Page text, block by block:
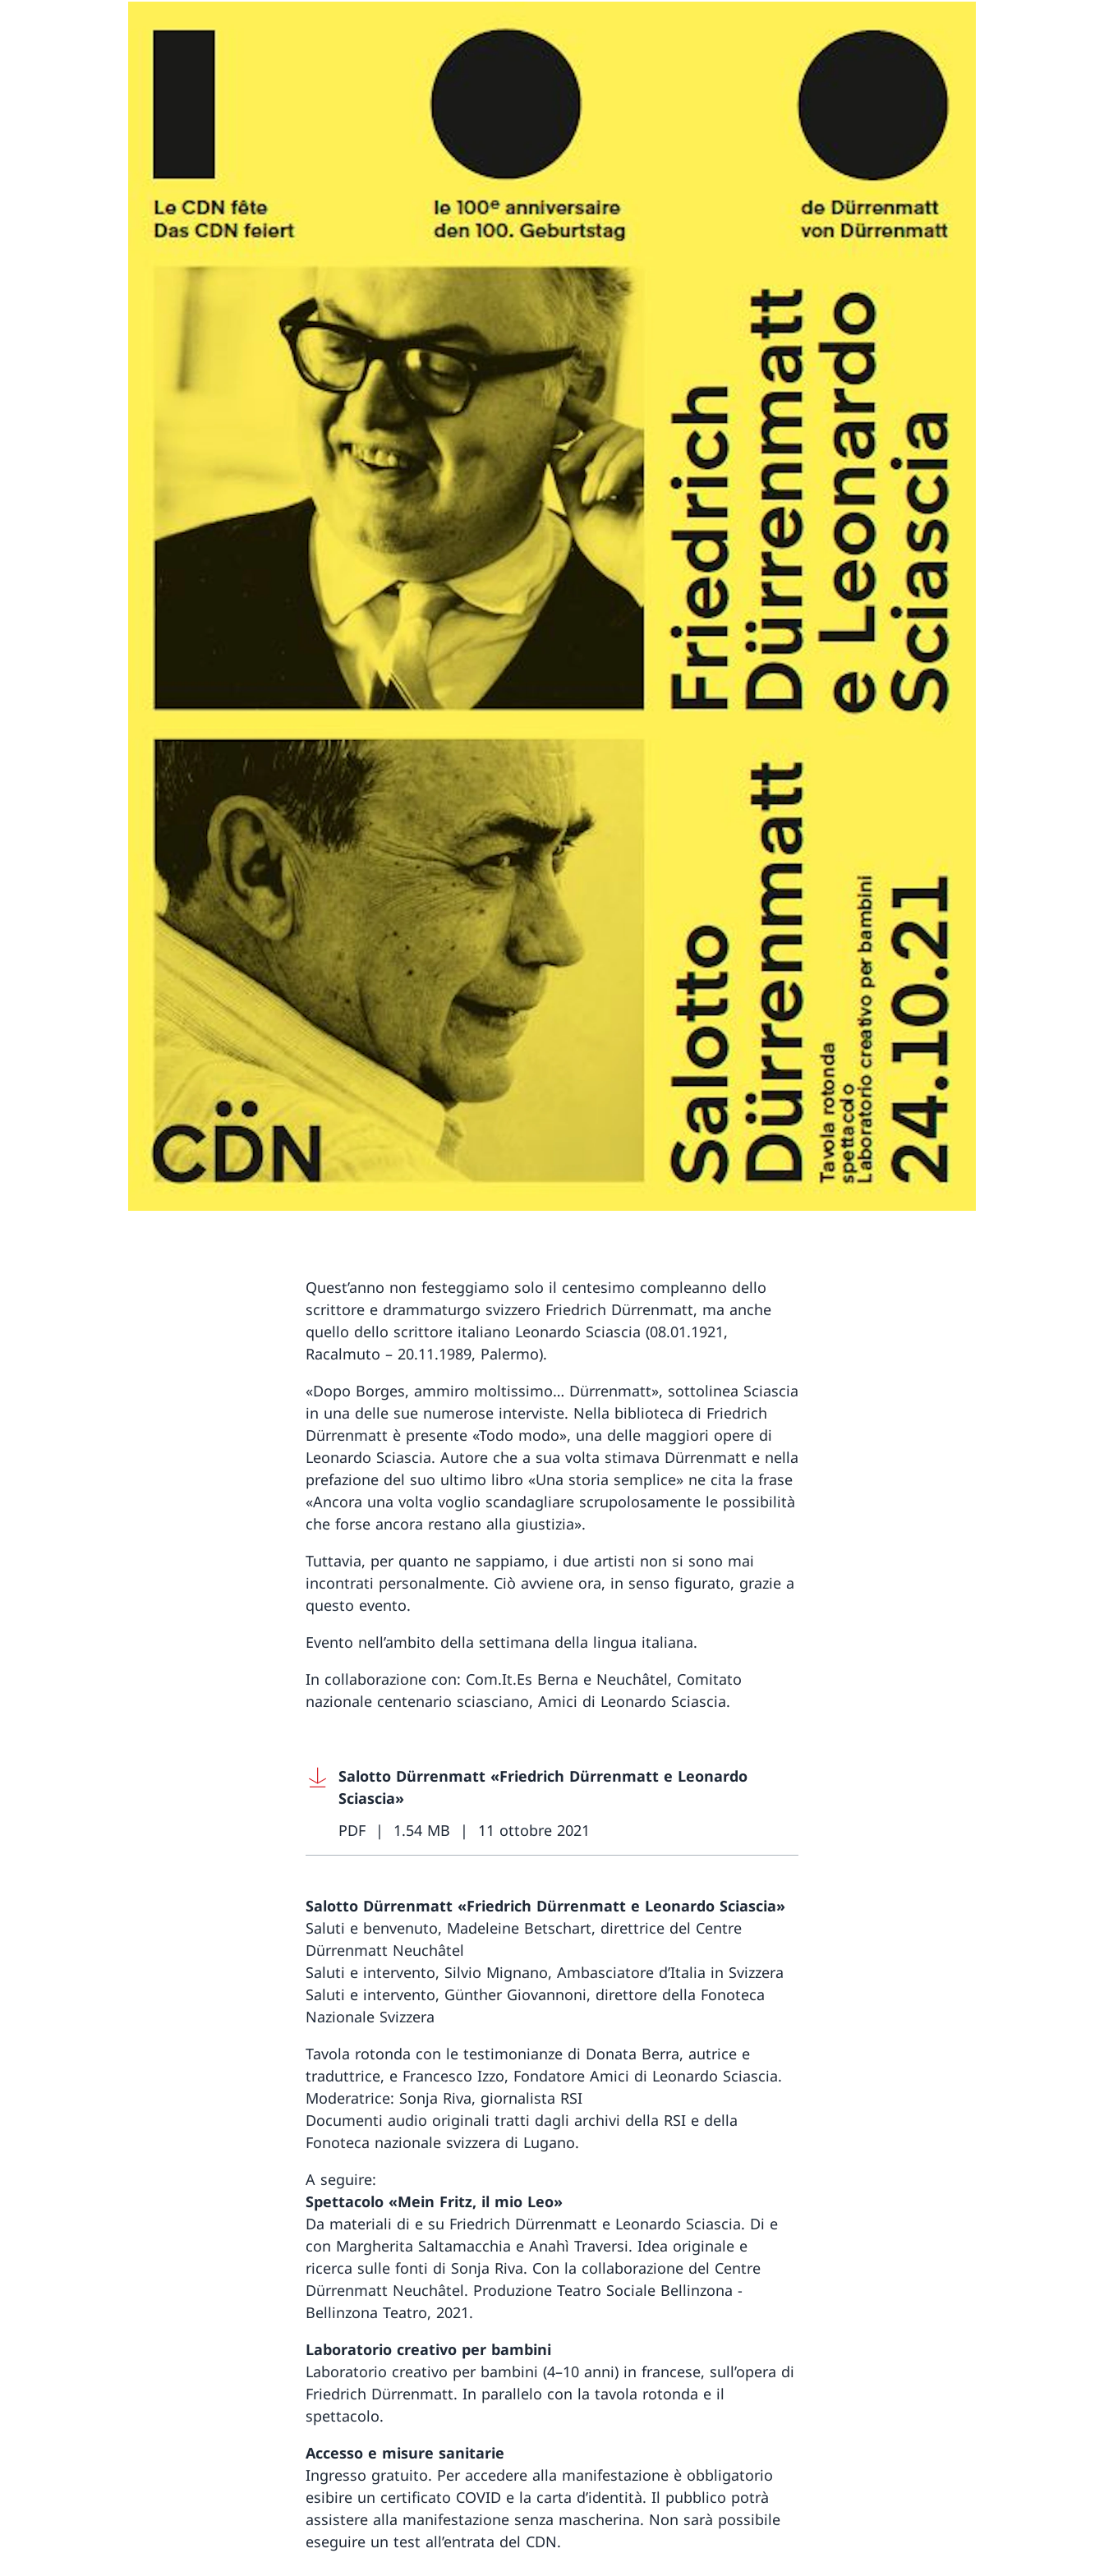
Quest’anno non festeggiamo solo il centesimo compleanno dello
scrittore e drammaturgo svizzero Friedrich Dürrenmatt, ma anche
quello dello scrittore italiano Leonardo Sciascia (08.01.1921,
Racalmuto – 20.11.1989, Palermo).
«Dopo Borges, ammiro moltissimo… Dürrenmatt», sottolinea Sciascia
in una delle sue numerose interviste. Nella biblioteca di Friedrich
Dürrenmatt è presente «Todo modo», una delle maggiori opere di
Leonardo Sciascia. Autore che a sua volta stimava Dürrenmatt e nella
prefazione del suo ultimo libro «Una storia semplice» ne cita la frase
«Ancora una volta voglio scandagliare scrupolosamente le possibilità
che forse ancora restano alla giustizia».
Tuttavia, per quanto ne sappiamo, i due artisti non si sono mai
incontrati personalmente. Ciò avviene ora, in senso figurato, grazie a
questo evento.
Evento nell’ambito della settimana della lingua italiana.
In collaborazione con: Com.It.Es Berna e Neuchâtel, Comitato
nazionale centenario sciasciano, Amici di Leonardo Sciascia.
Salotto Dürrenmatt «Friedrich Dürrenmatt e Leonardo
Sciascia»
PDF
1.54 MB 11 ottobre 2021
Salotto Dürrenmatt «Friedrich Dürrenmatt e Leonardo Sciascia»
Saluti e benvenuto, Madeleine Betschart, direttrice del Centre
Dürrenmatt Neuchâtel
Saluti e intervento, Silvio Mignano, Ambasciatore d’Italia in Svizzera
Saluti e intervento, Günther Giovannoni, direttore della Fonoteca
Nazionale Svizzera
Tavola rotonda con le testimonianze di Donata Berra, autrice e
traduttrice, e Francesco Izzo, Fondatore Amici di Leonardo Sciascia.
Moderatrice: Sonja Riva, giornalista RSI
Documenti audio originali tratti dagli archivi della RSI e della
Fonoteca nazionale svizzera di Lugano.
A seguire:
Spettacolo «Mein Fritz, il mio Leo»
Da materiali di e su Friedrich Dürrenmatt e Leonardo Sciascia. Di e
con Margherita Saltamacchia e Anahì Traversi. Idea originale e
ricerca sulle fonti di Sonja Riva. Con la collaborazione del Centre
Dürrenmatt Neuchâtel. Produzione Teatro Sociale Bellinzona -
Bellinzona Teatro, 2021.
Laboratorio creativo per bambini
Laboratorio creativo per bambini (4–10 anni) in francese, sull’opera di
Friedrich Dürrenmatt. In parallelo con la tavola rotonda e il
spettacolo.
Accesso e misure sanitarie
Ingresso gratuito. Per accedere alla manifestazione è obbligatorio
esibire un certificato COVID e la carta d’identità. Il pubblico potrà
assistere alla manifestazione senza mascherina. Non sarà possibile
eseguire un test all’entrata del CDN.